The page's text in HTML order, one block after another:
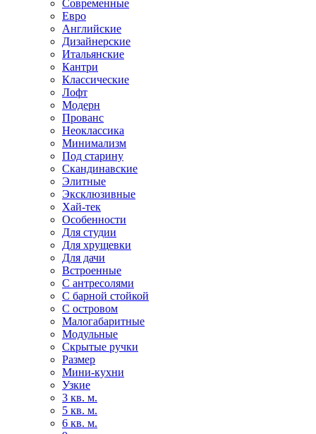
Современные
Евро
Английские
Дизайнерские
Итальянские
Кантри
Классические
Лофт
Модерн
Прованс
Неоклассика
Минимализм
Под старину
Скандинавские
Элитные
Эксклюзивные
Хай-тек
Особенности
Для студии
Для хрущевки
Для дачи
Встроенные
С антресолями
С барной стойкой
С островом
Малогабаритные
Модульные
Скрытые ручки
Размер
Мини-кухни
Узкие
3 кв. м.
5 кв. м.
6 кв. м.